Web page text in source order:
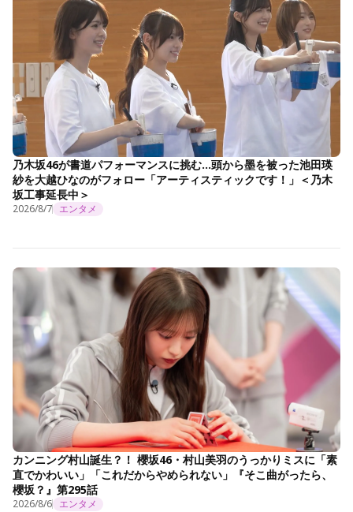
乃木坂46が書道パフォーマンスに挑む…頭から墨を被った池田瑛
紗を大越ひなのがフォロー「アーティスティックです！」＜乃木
坂工事延長中＞
2026/8/7 エンタメ
カンニング村山誕生？！ 櫻坂46・村山美羽のうっかりミスに「素
直でかわいい」「これだからやめられない」『そこ曲がったら、
櫻坂？』第295話
2026/8/6 エンタメ